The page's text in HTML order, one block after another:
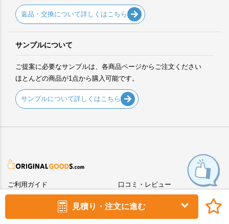
見積り・注文に進む
返品・交換について詳しくはこちら
サンプルについて
ご提案に必要なサンプルは、各商品ページからご注文ください
ほとんどの商品が1点から購入可能です。
サンプルについて詳しくはこちら
ご利用ガイド
ご注文方法について
デザイン入稿について
口コミ・レビュー